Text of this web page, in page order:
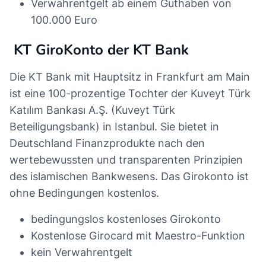
Verwahrentgelt ab einem Guthaben von
100.000 Euro
KT GiroKonto der KT Bank
Die KT Bank mit Hauptsitz in Frankfurt am Main
ist eine 100-prozentige Tochter der Kuveyt Türk
Katılım Bankası A.Ş. (Kuveyt Türk
Beteiligungsbank) in Istanbul. Sie bietet in
Deutschland Finanzprodukte nach den
wertebewussten und transparenten Prinzipien
des islamischen Bankwesens. Das Girokonto ist
ohne Bedingungen kostenlos.
bedingungslos kostenloses Girokonto
Kostenlose Girocard mit Maestro-Funktion
kein Verwahrentgelt